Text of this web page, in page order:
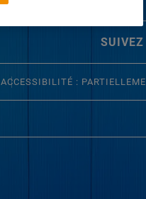
SUIVEZ
ACCESSIBILITÉ :